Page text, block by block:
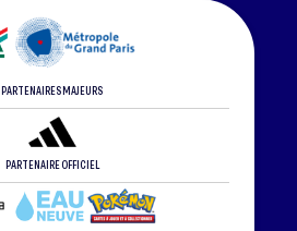
PARTENAIRES MAJEURS
PARTENAIRE OFFICIEL